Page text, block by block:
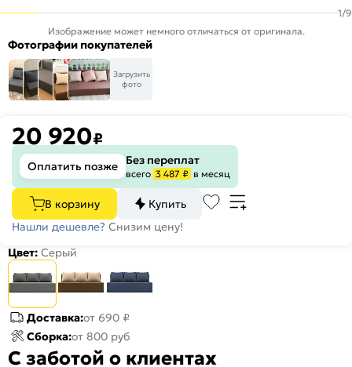
1/9
Изображение может немного отличаться от оригинала.
Фотографии покупателей
Загрузить
фото
20 920₽
Оплатить позже Без переплат
всего 3 487 ₽ в месяц
В корзину
Купить
Нашли дешевле? Снизим цену!
Цвет: Серый
Доставка:от 690 ₽
Сборка:от 800 руб
С заботой о клиентах